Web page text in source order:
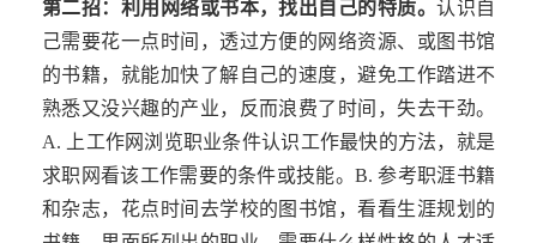
第二招：利用网络或书本，找出自己的特质。认识自
己需要花一点时间，透过方便的网络资源、或图书馆
的书籍，就能加快了解自己的速度，避免工作踏进不
熟悉又没兴趣的产业，反而浪费了时间，失去干劲。
A.
上工作网浏览职业条件认识工作最快的方法，就是
求职网看该工作需要的条件或技能。B.参考职涯书籍
和杂志，花点时间去学校的图书馆，看看生涯规划的